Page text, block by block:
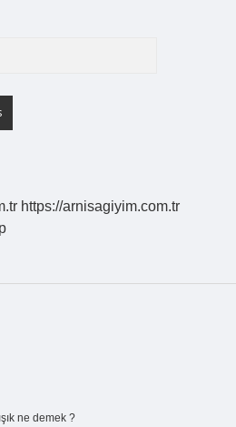
https://arnisagiyim.com.tr
ne demek ?